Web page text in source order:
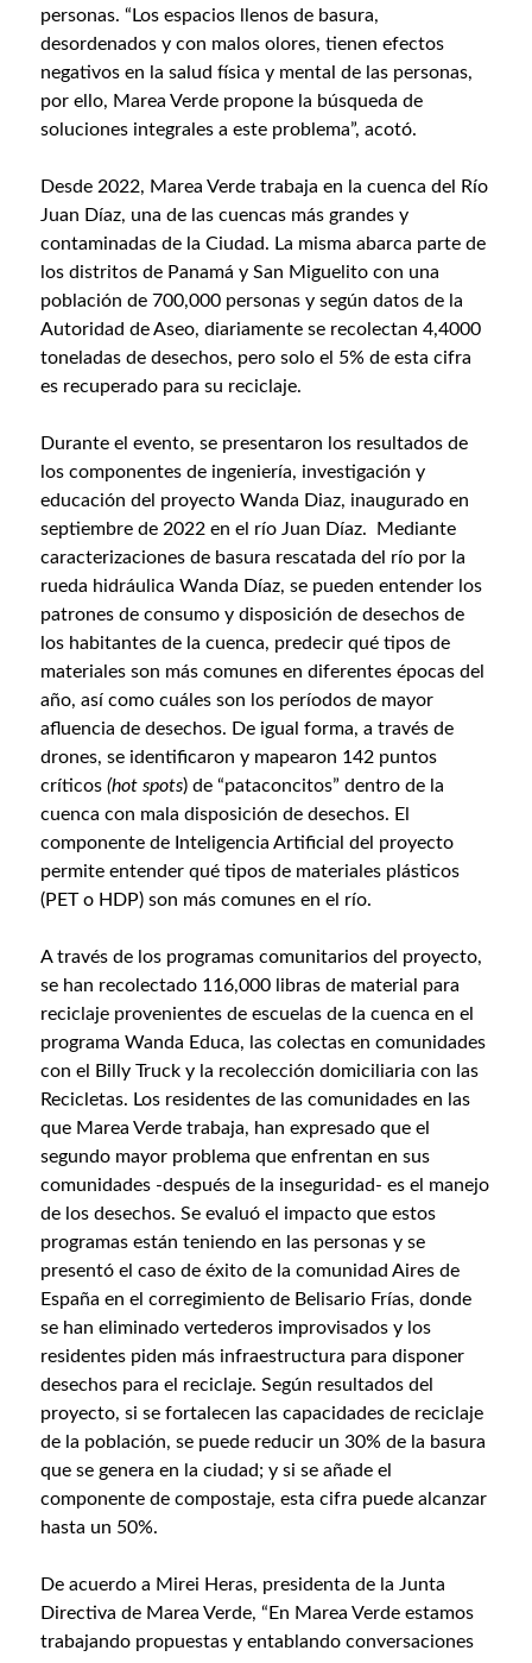
personas. “Los espacios llenos de basura,
desordenados y con malos olores, tienen efectos
negativos en la salud física y mental de las personas,
por ello, Marea Verde propone la búsqueda de
soluciones integrales a este problema”, acotó.
Desde 2022, Marea Verde trabaja en la cuenca del Río
Juan Díaz, una de las cuencas más grandes y
contaminadas de la Ciudad. La misma abarca parte de
los distritos de Panamá y San Miguelito con una
población de 700,000 personas y según datos de la
Autoridad de Aseo, diariamente se recolectan 4,4000
toneladas de desechos, pero solo el 5% de esta cifra
es recuperado para su reciclaje.
Durante el evento, se presentaron los resultados de
los componentes de ingeniería, investigación y
educación del proyecto Wanda Diaz, inaugurado en
septiembre de 2022 en el río Juan Díaz. Mediante
caracterizaciones de basura rescatada del río por la
rueda hidráulica Wanda Díaz, se pueden entender los
patrones de consumo y disposición de desechos de
los habitantes de la cuenca, predecir qué tipos de
materiales son más comunes en diferentes épocas del
año, así como cuáles son los períodos de mayor
afluencia de desechos. De igual forma, a través de
drones, se identificaron y mapearon 142 puntos
críticos (hot spots) de “pataconcitos” dentro de la
cuenca con mala disposición de desechos. El
componente de Inteligencia Artificial del proyecto
permite entender qué tipos de materiales plásticos
(PET o HDP) son más comunes en el río.
A través de los programas comunitarios del proyecto,
se han recolectado 116,000 libras de material para
reciclaje provenientes de escuelas de la cuenca en el
programa Wanda Educa, las colectas en comunidades
con el Billy Truck y la recolección domiciliaria con las
Recicletas. Los residentes de las comunidades en las
que Marea Verde trabaja, han expresado que el
segundo mayor problema que enfrentan en sus
comunidades -después de la inseguridad- es el manejo
de los desechos. Se evaluó el impacto que estos
programas están teniendo en las personas y se
presentó el caso de éxito de la comunidad Aires de
España en el corregimiento de Belisario Frías, donde
se han eliminado vertederos improvisados y los
residentes piden más infraestructura para disponer
desechos para el reciclaje. Según resultados del
proyecto, si se fortalecen las capacidades de reciclaje
de la población, se puede reducir un 30% de la basura
que se genera en la ciudad; y si se añade el
componente de compostaje, esta cifra puede alcanzar
hasta un 50%.
De acuerdo a Mirei Heras, presidenta de la Junta
Directiva de Marea Verde, “En Marea Verde estamos
trabajando propuestas y entablando conversaciones